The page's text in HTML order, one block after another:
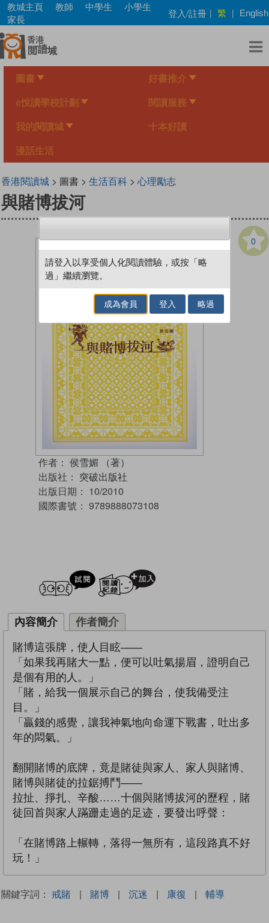
Skip
main
content
教城主頁 教師 中學生
小學生
家長
登入/註冊 | 繁 | English
圖書 好書推介
e悅讀學校計劃 閱讀服務
我的閱讀城 十本好讀
漫話生活
香港閱讀城> 圖書 > 生活百科> 心理勵志
與賭博拔河
0
作者： 侯雪媚 （著）
出版社： 突破出版社
出版日期： 10/2010
國際書號： 9789888073108
試閲
內容簡介 作者簡介
賭博這張牌，使人目眩——
「如果我再賭大一點，便可以吐氣揚眉，證明自己
是個有用的人。」
「賭，給我一個展示自己的舞台，使我備受注
目。」
「贏錢的感覺，讓我神氣地向命運下戰書，吐出多
年的悶氣。」
翻開賭博的底牌，竟是賭徒與家人、家人與賭博、
賭博與賭徒的拉鋸搏鬥——
拉扯、掙扎、辛酸……十個與賭博拔河的歷程，賭
徒回首與家人蹣跚走過的足迹，要發出呼聲：
「在賭博路上輾轉，落得一無所有，這段路真不好
玩！」
關鍵字詞： 戒賭 | 賭博 | 沉迷 | 康復 | 輔導
請登入以享受個人化閱讀體驗，或按「略
過」繼續瀏覽。
成為會員 登入 略過